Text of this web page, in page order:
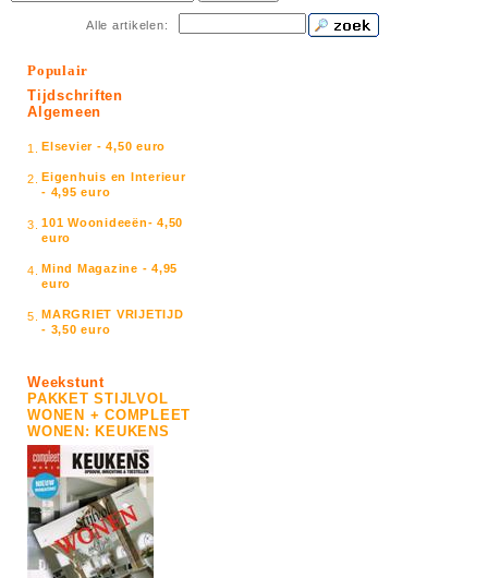
Alle artikelen:
Populair
Tijdschriften
Algemeen
1. Elsevier - 4,50 euro
2. Eigenhuis en Interieur
- 4,95 euro
3. 101 Woonideeën- 4,50
euro
4. Mind Magazine - 4,95
euro
5. MARGRIET VRIJETIJD
- 3,50 euro
Weekstunt
PAKKET STIJLVOL
WONEN + COMPLEET
WONEN: KEUKENS